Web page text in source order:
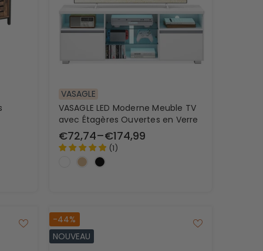
de
Cubes de
rangement
VASAGLE
VASAGLE LED Moderne Meuble TV
avec Étagères Ouvertes en Verre
€72,74–€174,99
(1)
-44%
NOUVEAU